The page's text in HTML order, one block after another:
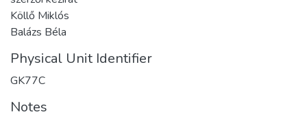
Köllő Miklós
Balázs Béla
Physical Unit Identifier
GK77C
Notes